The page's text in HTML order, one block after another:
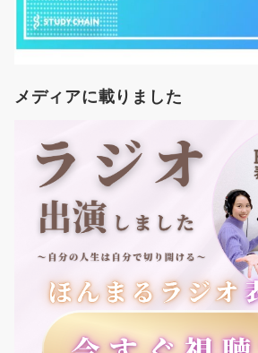
メディアに載りました